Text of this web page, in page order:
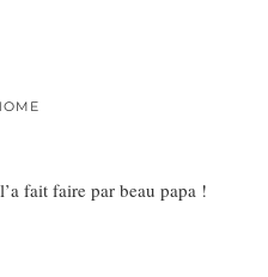
fait faire par beau papa !